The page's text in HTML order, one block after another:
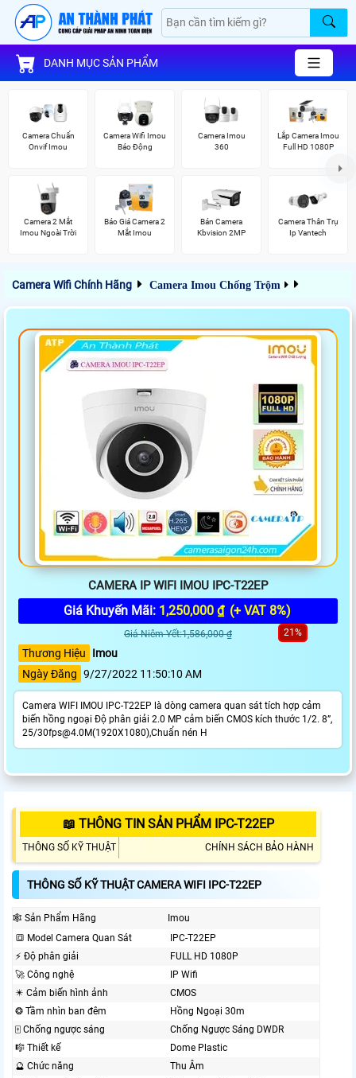
DANH MỤC SẢN PHẨM
Camera Chuẩn
Onvif Imou
Camera Wifi Imou
Báo Động
Camera Imou
360
Lắp Camera Imou
Full HD 1080P
Camera 2 Mắt
Imou Ngoài Trời
Báo Giá Camera 2
Mắt Imou
Bán Camera
Kbvision 2MP
Camera Thân Trụ
Ip Vantech
Camera Wifi Chính Hãng Camera Imou Chống Trộm
CAMERA IP WIFI IMOU IPC-T22EP
Giá Khuyến Mãi: 1,250,000 ₫ (+ VAT 8%)
Giá Niêm Yết:1,586,000 ₫ 21%
Thương Hiệu
Imou
Ngày Đăng 9/27/2022 11:50:10 AM
Camera WIFI IMOU IPC-T22EP là dòng camera quan sát tích hợp cảm
biến hồng ngoại Độ phân giải 2.0 MP cảm biến CMOS kích thước 1/2. 8”,
25/30fps@4.0M(1920X1080),Chuẩn nén H
📖 THÔNG TIN SẢN PHẨM IPC-T22EP
THÔNG SỐ KỸ THUẬT CHÍNH SÁCH BẢO HÀNH
THÔNG SỐ KỸ THUẬT CAMERA WIFI IPC-T22EP
🕸️ Sản Phẩm Hãng
Imou
🔳 Model Camera Quan Sát
IPC-T22EP
️⚡ Độ phân giải
FULL HD 1080P
🚀 Công nghệ
IP Wifi
✴️ Cảm biến hình ảnh
CMOS
❂ Tầm nhìn ban đêm
Hồng Ngoại 30m
🀄 Chống ngược sáng
Chống Ngược Sáng DWDR
🎼️ Thiết kế
Dome Plastic
🔮 Chức năng
Thu Âm